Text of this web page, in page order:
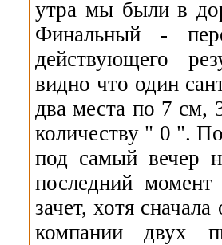
утра мы были в
Финальный -
действующего
видно что один
два места по 7 см,
количеству " 0 ".
под самый вечер
последний
зачет, хотя
компании двух